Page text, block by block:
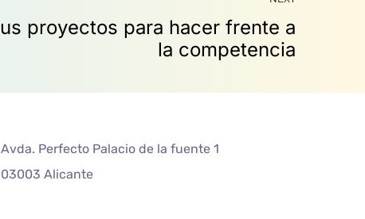
Avda. Perfecto Palacio de la fuente 1
03003 Alicante